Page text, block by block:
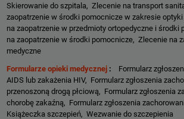
Skierowanie do szpitala, Zlecenie na transport
zaopatrzenie w środki pomocnicze w zakresie
na zaopatrzenie w przedmioty ortopedyczne i
na zaopatrzenie w środki pomocnicze, Zlecenie na
medyczne
Formularze opieki medycznej :
Formularz
AIDS lub zakażenia HIV, Formularz zgłoszenia
przenoszoną drogą płciową, Formularz zgłoszenia
chorobę zakaźną, Formularz zgłoszenia
Książeczka szczepień, Wezwanie do szczepienia